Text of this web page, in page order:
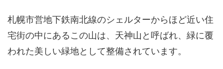
札幌市営地下鉄南北線のシェルターからほど近い住
宅街の中にあるこの山は、天神山と呼ばれ、緑に覆
われた美しい緑地として整備されています。